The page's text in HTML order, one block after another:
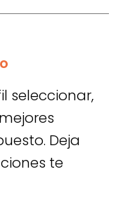
seleccionar,
Deja
te